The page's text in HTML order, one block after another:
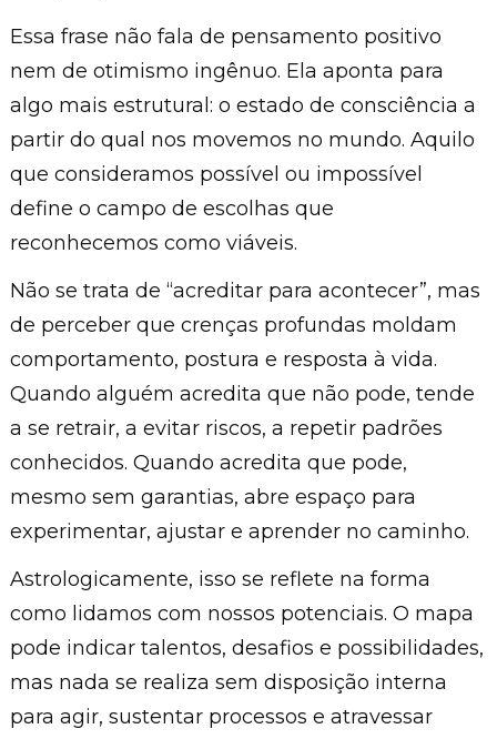
Essa frase não fala de pensamento positivo
nem de otimismo ingênuo. Ela aponta para
algo mais estrutural: o estado de consciência a
partir do qual nos movemos no mundo. Aquilo
que consideramos possível ou impossível
define o campo de escolhas que
reconhecemos como viáveis.
Não se trata de “acreditar para acontecer”, mas
de perceber que crenças profundas moldam
comportamento, postura e resposta à vida.
Quando alguém acredita que não pode, tende
a se retrair, a evitar riscos, a repetir padrões
conhecidos. Quando acredita que pode,
mesmo sem garantias, abre espaço para
experimentar, ajustar e aprender no caminho.
Astrologicamente, isso se reflete na forma
como lidamos com nossos potenciais. O mapa
pode indicar talentos, desafios e possibilidades,
mas nada se realiza sem disposição interna
para agir, sustentar processos e atravessar